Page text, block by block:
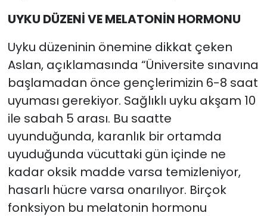
UYKU DÜZENİ VE MELATONİN HORMONU
Uyku düzeninin önemine dikkat çeken
Aslan, açıklamasında “Üniversite sınavına
başlamadan önce gençlerimizin 6-8 saat
uyuması gerekiyor. Sağlıklı uyku akşam 10
ile sabah 5 arası. Bu saatte
uyunduğunda, karanlık bir ortamda
uyuduğunda vücuttaki gün içinde ne
kadar oksik madde varsa temizleniyor,
hasarlı hücre varsa onarılıyor. Birçok
fonksiyon bu melatonin hormonu